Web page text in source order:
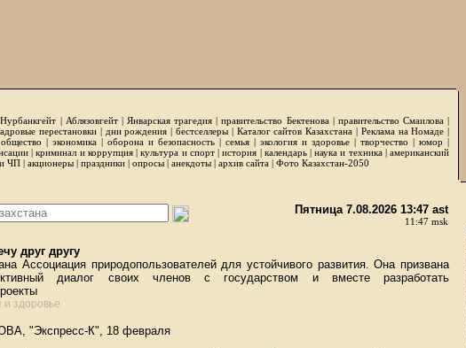
Нурбанкгейт | Аблязовгейт| Январская трагедия |правительство Бектенова| правительство Смаилова|
перестановки| дни рождения | бестселлеры| Каталог сайтов Казахстана | Реклама на Номаде |
| экономика | оборона и безопасность | семья | экология и здоровье | творчество | юмор |
|криминал и коррупция|культура и спорт|история | календарь|наука и техника|американский
и ЧП | акционеры | праздники | опросы | анекдоты | архив сайта | Фото Казахстан-2050
Пятница 7.08.2026 13:47 ast
11:47 msk
друг другу
Ассоциация природопользователей для устойчивого развития. Она призвана
диалог своих членов с государством и вместе разработать
и здоровье
"Экспресс-К", 18 февраля